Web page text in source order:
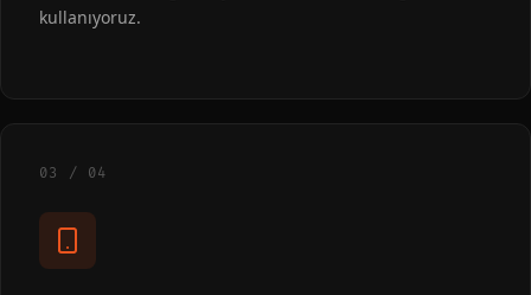
kullanıyoruz.
03 / 04